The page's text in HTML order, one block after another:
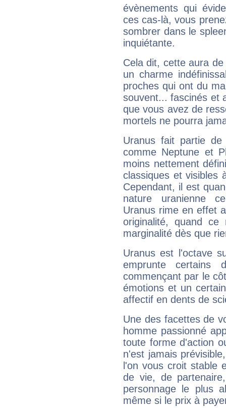
évènements qui
ces cas-là, vous
sombrer dans le
inquiétante.
Cela dit, cette aura
un charme
proches qui ont du
souvent... fascinés et
que vous avez de
mortels ne pourra
Uranus fait partie
comme Neptune et
moins nettement
classiques et visibles
Cependant, il est
nature uranienne
Uranus rime en effet
originalité, quand ce
marginalité dès que
Uranus est l'octave
emprunte
commençant par le
émotions et un
affectif en dents de
Une des facettes de
homme passionné
toute forme d'action
n'est jamais
l'on vous croit stable
de vie, de
personnage le plus
même si le prix à